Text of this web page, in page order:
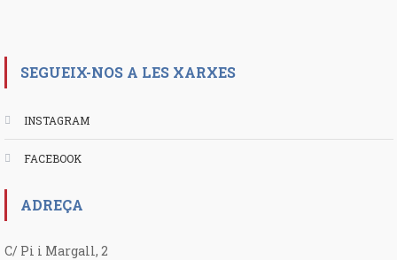
SEGUEIX-NOS A LES XARXES
INSTAGRAM
FACEBOOK
ADREÇA
C/ Pi i Margall, 2